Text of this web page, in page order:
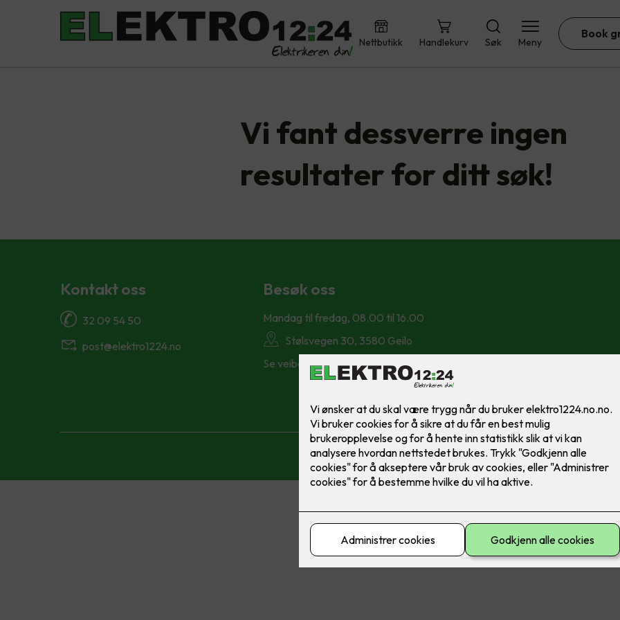
Nettbutikk Handlekurv Søk Meny
Book
Vi fant dessverre ingen
resultater for ditt søk!
Kontakt oss
32 09 54 50
post@elektro1224.no
Besøk oss
Mandag til fredag, 08.00 til 16.00
Stølsvegen 30, 3580 Geilo
Se veibeskrivelse i Google Maps
Personvernerklæring|Infomasjonskapsler (Cookies) og